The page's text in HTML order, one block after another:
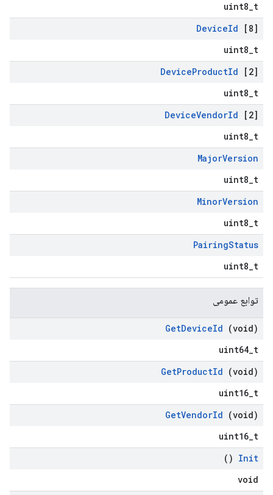
uint8_t
DeviceId [8]
uint8_t
DeviceProductId [2]
uint8_t
DeviceVendorId [2]
uint8_t
MajorVersion
uint8_t
MinorVersion
uint8_t
PairingStatus
uint8_t
توابع عمومی
GetDeviceId (void)
uint64_t
GetProductId (void)
uint16_t
GetVendorId (void)
uint16_t
Init
()
void